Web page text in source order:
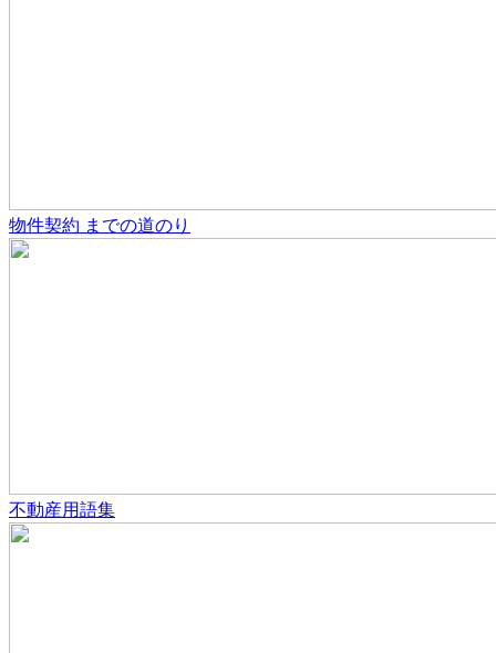
物件契約 までの道のり
不動産用語集